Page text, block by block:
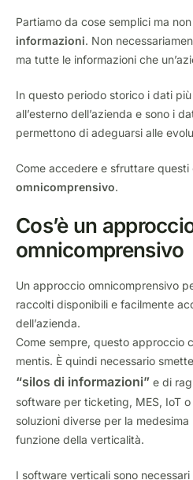
Partiamo da cose semplici ma
informazioni. Non
ma tutte le informazioni che
In questo periodo storico i dati
all’esterno dell’azienda e sono i
permettono di adeguarsi alle
Come accedere e sfruttare questi
omnicomprensivo.
Cos’è un
omnicomprensivo
Un approccio omnicomprensivo
raccolti disponibili e facilmente
dell’azienda.
Come sempre, questo approccio
mentis. È quindi necessario
“silos di informazioni” e di
software per ticketing, MES, IoT
soluzioni diverse per la
funzione della verticalità.
I software verticali sono